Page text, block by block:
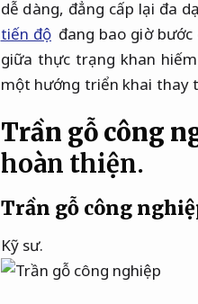
dễ dàng, đẳng cấp lại đa
tiến độ đang bao giờ
giữa thực trạng khan
một hướng triển khai thay
Trần gỗ công
hoàn thiện.
Trần gỗ công
Kỹ sư.